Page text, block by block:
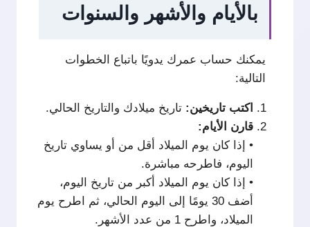
بالأيام والأشهر والسنوات
يمكنك حساب عمرك يدويًا باتباع الخطوات
التالية:
اكتب تاريخين: تاريخ ميلادك والتاريخ الحالي.
قارن
الأيام:
• إذا كان يوم الميلاد أقل من أو يساوي تاريخ
اليوم، فاطرحه مباشرة.
• إذا كان يوم الميلاد أكبر من تاريخ اليوم،
أضف 30 يومًا إلى اليوم الحالي، ثم اطرح يوم
الميلاد، واطرح 1 من عدد الأشهر.